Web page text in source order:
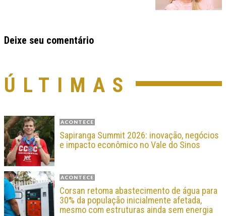
Deixe seu comentário
ÚLTIMAS
ACONTECE
Sapiranga Summit 2026: inovação, negócios
e impacto econômico no Vale do Sinos
ACONTECE
Corsan retoma abastecimento de água para
30% da população inicialmente afetada,
mesmo com estruturas ainda sem energia